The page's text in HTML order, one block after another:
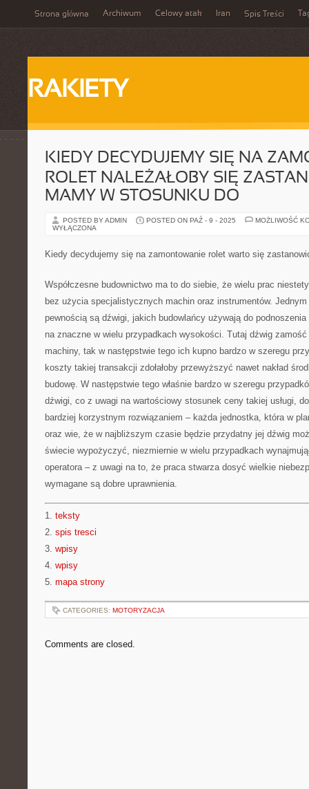
Strona główna Archiwum Celowy atak Iran Spis Treści
RAKIETY
KIEDY DECYDUJEMY SIĘ NA
ROLET NALEŻAŁOBY SIĘ
MAMY W STOSUNKU DO
POSTED BY ADMIN POSTED ON PAŹ - 9 - 2025
MOŻLIWOŚĆ
WYŁĄCZONA
Kiedy decydujemy się na zamontowanie rolet warto się
Współczesne budownictwo ma to do siebie, że wielu prac
bez użycia specjalistycznych machin oraz instrumentów.
pewnością są dźwigi, jakich budowlańcy używają do
na znaczne w wielu przypadkach wysokości. Tutaj dźwig
machiny, tak w następstwie tego ich kupno bardzo w szeregu
koszty takiej transakcji zdołałoby przewyższyć nawet nakład
budowę. W następstwie tego właśnie bardzo w szeregu
dźwigi, co z uwagi na wartościowy stosunek ceny takiej usługi,
bardziej korzystnym rozwiązaniem – każda jednostka, która w
oraz wie, że w najbliższym czasie będzie przydatny jej dźwig
świecie wypożyczyć, niezmiernie w wielu przypadkach
operatora – z uwagi na to, że praca stwarza dosyć wielkie
wymagane są dobre uprawnienia.
1. teksty
2. spis tresci
3. wpisy
4. wpisy
5. mapa strony
CATEGORIES: MOTORYZACJA
Comments are closed.